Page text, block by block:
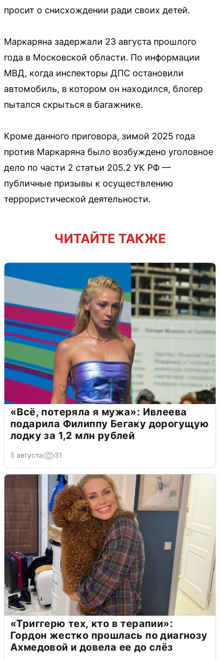
просит о снисхождении ради своих детей.
Маркаряна задержали 23 августа прошлого
года в Московской области. По информации
МВД, когда инспекторы ДПС остановили
автомобиль, в котором он находился, блогер
пытался скрыться в багажнике.
Кроме данного приговора, зимой 2025 года
против Маркаряна было возбуждено уголовное
дело по части 2 статьи 205.2 УК РФ —
публичные призывы к осуществлению
террористической деятельности.
ЧИТАЙТЕ ТАКЖЕ
«Всё, потеряла я мужа»: Ивлеева
подарила Филиппу Бегаку дорогущую
лодку за 1,2 млн рублей
5 августа 31
«Триггерю тех, кто в терапии»:
Гордон жестко прошлась по диагнозу
Ахмедовой и довела ее до слёз